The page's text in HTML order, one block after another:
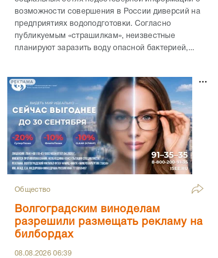
возможности совершения в России диверсий на
предприятиях водоподготовки. Согласно
публикуемым «страшилкам», неизвестные
планируют заразить воду опасной бактерией,...
РЕКЛАМА
Общество
Волгоградским виноделам
разрешили размещать рекламу на
билбордах
08.08.202606:39